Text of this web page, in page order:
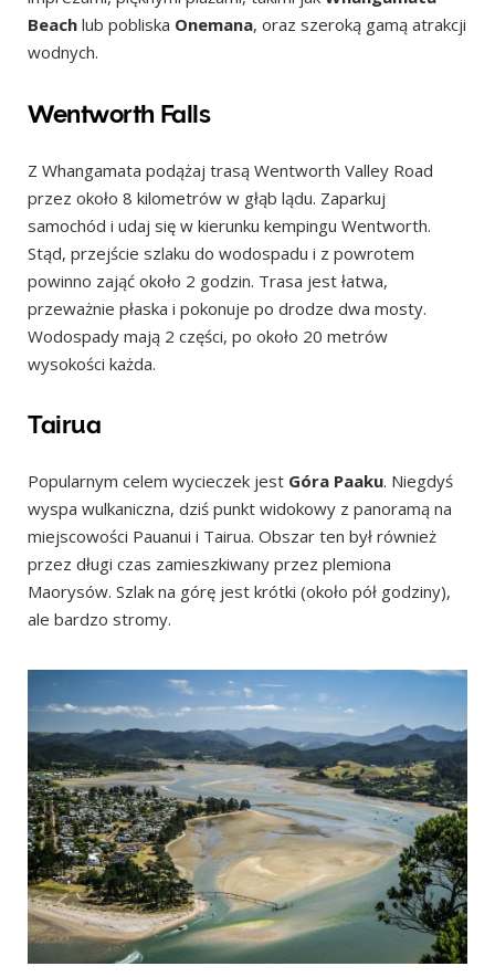
Beach lub pobliska Onemana, oraz szeroką gamą atrakcji
wodnych.
Wentworth Falls
Z Whangamata podążaj trasą Wentworth Valley Road
przez około 8 kilometrów w głąb lądu. Zaparkuj
samochód i udaj się w kierunku kempingu Wentworth.
Stąd, przejście szlaku do wodospadu i z powrotem
powinno zająć około 2 godzin. Trasa jest łatwa,
przeważnie płaska i pokonuje po drodze dwa mosty.
Wodospady mają 2 części, po około 20 metrów
wysokości każda.
Tairua
Popularnym celem wycieczek jest Góra Paaku. Niegdyś
wyspa wulkaniczna, dziś punkt widokowy z panoramą na
miejscowości Pauanui i Tairua. Obszar ten był również
przez długi czas zamieszkiwany przez plemiona
Maorysów. Szlak na górę jest krótki (około pół godziny),
ale bardzo stromy.